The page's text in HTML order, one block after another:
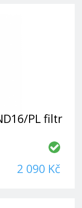
PL filtr
2 090 Kč